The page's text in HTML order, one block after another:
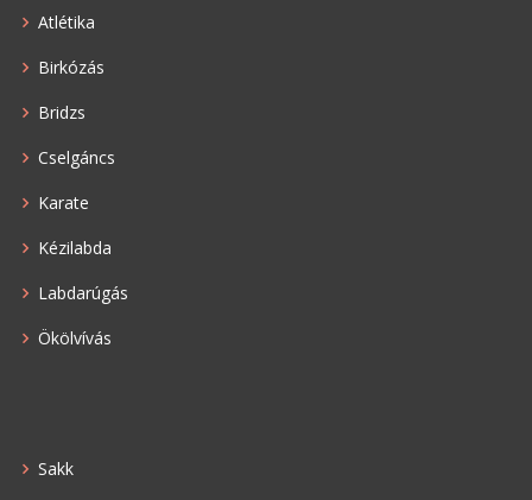
Atlétika
Birkózás
Bridzs
Cselgáncs
Karate
Kézilabda
Labdarúgás
Ökölvívás
Sakk